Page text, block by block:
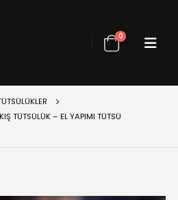
0
TÜTSÜLÜK – EL YAPIMI TÜTSÜ